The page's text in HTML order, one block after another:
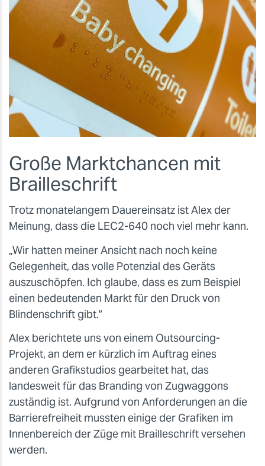
Große Marktchancen mit
Brailleschrift
Trotz monatelangem Dauereinsatz ist Alex der
Meinung, dass die LEC2-640 noch viel mehr kann.
„Wir hatten meiner Ansicht nach noch keine
Gelegenheit, das volle Potenzial des Geräts
auszuschöpfen. Ich glaube, dass es zum Beispiel
einen bedeutenden Markt für den Druck von
Blindenschrift gibt.“
Alex berichtete uns von einem Outsourcing-
Projekt, an dem er kürzlich im Auftrag eines
anderen Grafikstudios gearbeitet hat, das
landesweit für das Branding von Zugwaggons
zuständig ist. Aufgrund von Anforderungen an die
Barrierefreiheit mussten einige der Grafiken im
Innenbereich der Züge mit Brailleschrift versehen
werden.